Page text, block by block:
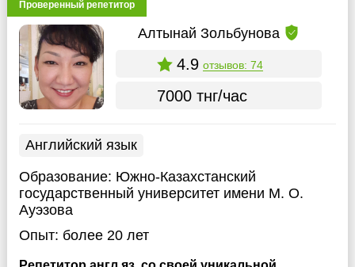
Проверенный репетитор
Алтынай Зольбунова
4.9 отзывов: 74
7000 тнг/час
Английский язык
Образование: Южно-Казахстанский
государственный университет имени М. О.
Ауэзова
Опыт: более 20 лет